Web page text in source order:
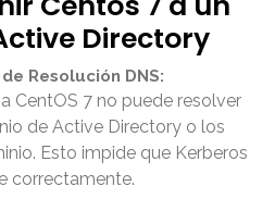
Directory
Resolución DNS:
CentOS 7 no puede resolver
de Active Directory o los
Esto impide que Kerberos
correctamente.